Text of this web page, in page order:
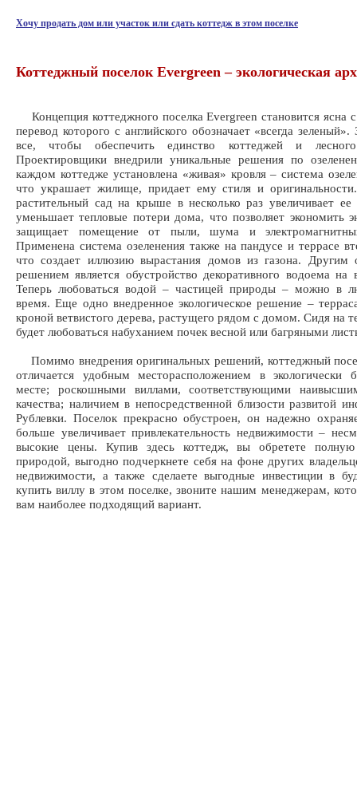
Хочу продать дом или участок или сдать коттедж в этом поселке
Коттеджный поселок Evergreen – экологическая
Концепция коттеджного поселка Evergreen становится ясна с
перевод которого с английского обозначает «всегда зеленый».
все, чтобы обеспечить единство коттеджей и
Проектировщики внедрили уникальные решения по
каждом коттедже установлена «живая» кровля – система
что украшает жилище, придает ему стиля и
растительный сад на крыше в несколько раз увеличивает
уменьшает тепловые потери дома, что позволяет экономить
защищает помещение от пыли, шума и
Применена система озеленения также на пандусе и террасе
что создает иллюзию вырастания домов из газона. Другим
решением является обустройство декоративного водоема на
Теперь любоваться водой – частицей природы – можно в
время. Еще одно внедренное экологическое решение –
кроной ветвистого дерева, растущего рядом с домом. Сидя на
будет любоваться набуханием почек весной или багряными
Помимо внедрения оригинальных решений, коттеджный
отличается удобным месторасположением в экологически
месте; роскошными виллами, соответствующими
качества; наличием в непосредственной близости развитой
Рублевки. Поселок прекрасно обустроен, он надежно
больше увеличивает привлекательность недвижимости –
высокие цены. Купив здесь коттедж, вы обретете
природой, выгодно подчеркнете себя на фоне других
недвижимости, а также сделаете выгодные инвестиции в
купить виллу в этом поселке, звоните нашим менеджерам,
вам наиболее подходящий вариант.